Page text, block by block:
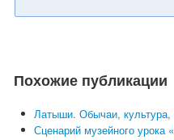
Похожие публикации
Латыши. Обычаи, культура,
Сценарий музейного урока